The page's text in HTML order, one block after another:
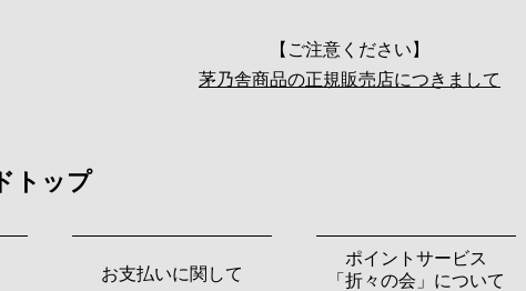
【ご注意ください】
茅乃舎商品の正規販売店につきまして
トップ
お支払いに関して
ポイントサービス
「折々の会」について